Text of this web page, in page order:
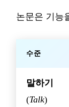
논문은 기능
수준
말하기
(Talk)